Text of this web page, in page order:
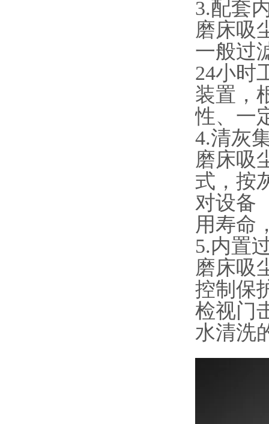
3.配套
磨床吸
一般过
24小时
装置，
性、一
4.清灰
磨床吸
式，按
对设备
用寿命
5.内置
磨床吸
控制保
检视门
水清洗